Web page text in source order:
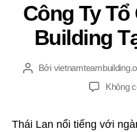
Công Ty
Building
TácBởi
Không
Thái Lan nổi tiếng với